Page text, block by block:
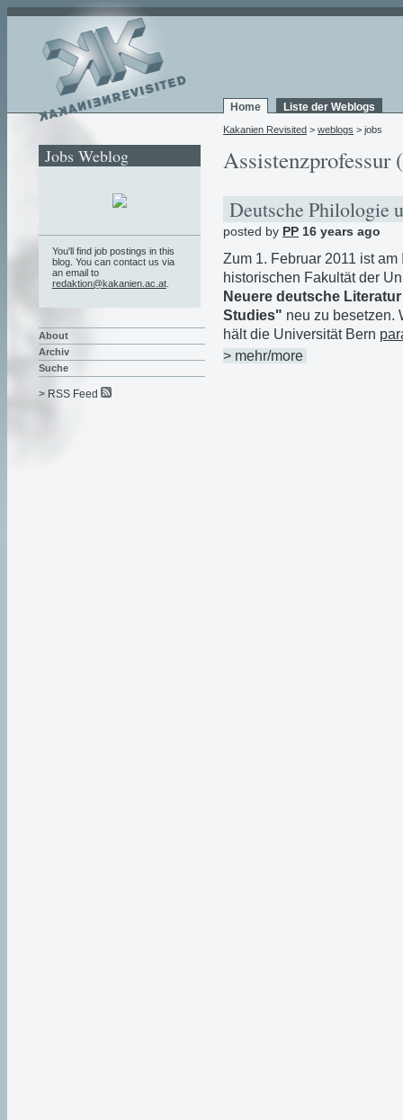
Home Liste der Weblogs
Kakanien Revisited > weblogs > jobs
Assistenzprofessur
Deutsche Philologie
posted by PP 16 years ago
Zum 1. Februar 2011 ist
historischen Fakultät der
Neuere deutsche
Studies" neu zu besetzen.
hält die Universität Bern
> mehr/more
Jobs Weblog
You'll find job postings in this
blog. You can contact us via
an email to
redaktion@kakanien.ac.at
About
Archiv
Suche
> RSS Feed